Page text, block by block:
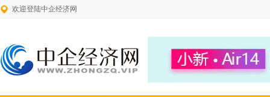
欢迎登陆中企经济网